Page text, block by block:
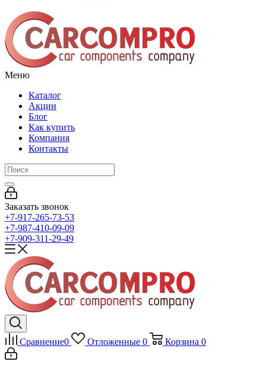
Меню
Каталог
Акции
Блог
Как купить
Компания
Контакты
Заказать звонок
+7-917-265-73-53
+7-987-410-09-09
+7-909-311-29-49
Сравнение0 Отложенные 0 Корзина 0